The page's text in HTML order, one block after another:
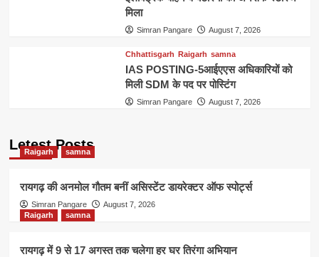
मिला
Simran Pangare August 7, 2026
Chhattisgarh Raigarh samna
IAS POSTING-5आईएएस अधिकारियों को
मिली SDM के पद पर पोस्टिंग
Simran Pangare August 7, 2026
Letest Posts
Raigarh samna
रायगढ़ की अनमोल गौतम बनीं असिस्टेंट डायरेक्टर ऑफ स्पोर्ट्स
Simran Pangare
August 7, 2026
Raigarh
samna
रायगढ़ में 9 से 17 अगस्त तक चलेगा हर घर तिरंगा अभियान